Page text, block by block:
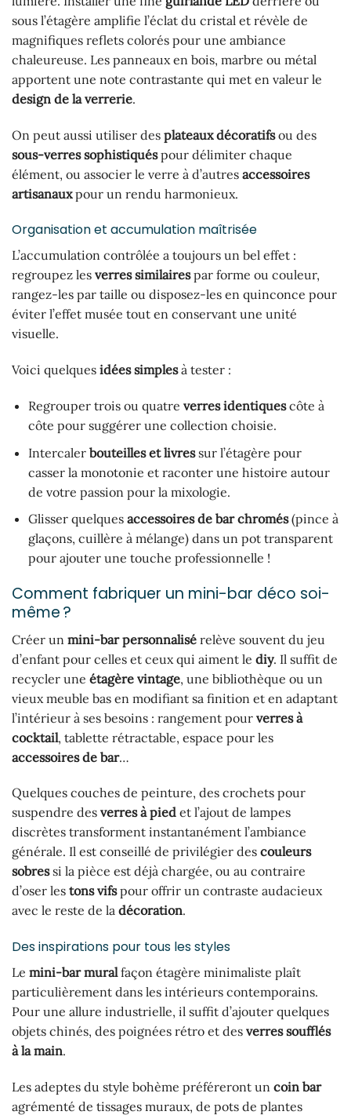
sous l’étagère amplifie l’éclat du cristal et révèle de
magnifiques reflets colorés pour une ambiance
chaleureuse. Les panneaux en bois, marbre ou métal
apportent une note contrastante qui met en valeur le
design de la verrerie.
On peut aussi utiliser des plateaux décoratifsou des
sous-verres sophistiquéspour délimiter chaque
élément, ou associer le verre à d’autres accessoires
artisanauxpour un rendu harmonieux.
Organisation et accumulation maîtrisée
L’accumulation contrôlée a toujours un bel effet :
regroupez les verres similairespar forme ou couleur,
rangez-les par taille ou disposez-les en quinconce pour
éviter l’effet musée tout en conservant une unité
visuelle.
Voici quelques idées simplesà tester :
Regrouper trois ou quatre verres identiquescôte à
côte pour suggérer une collection choisie.
Intercaler bouteilles et livressur l’étagère pour
casser la monotonie et raconter une histoire autour
de votre passion pour la mixologie.
Glisser quelques accessoires de bar chromés(pince à
glaçons, cuillère à mélange) dans un pot transparent
pour ajouter une touche professionnelle !
Comment fabriquer un mini-bar déco soi-
même ?
Créer un mini-bar personnalisé relève souvent du jeu
d’enfant pour celles et ceux qui aiment le diy. Il suffit de
recycler une étagère vintage, une bibliothèque ou un
vieux meuble bas en modifiant sa finition et en adaptant
l’intérieur à ses besoins : rangement pour verres à
cocktail, tablette rétractable, espace pour les
accessoires de bar…
Quelques couches de peinture, des crochets pour
suspendre des verres à pied et l’ajout de lampes
discrètes transforment instantanément l’ambiance
générale. Il est conseillé de privilégier des couleurs
sobressi la pièce est déjà chargée, ou au contraire
d’oser les tons vifspour offrir un contraste audacieux
avec le reste de la décoration.
Des inspirations pour tous les styles
Le mini-bar muralfaçon étagère minimaliste plaît
particulièrement dans les intérieurs contemporains.
Pour une allure industrielle, il suffit d’ajouter quelques
objets chinés, des poignées rétro et des verres soufflés
à la main.
Les adeptes du style bohème préféreront un coin bar
agrémenté de tissages muraux, de pots de plantes